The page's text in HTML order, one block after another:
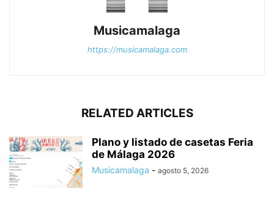
Musicamalaga
https://musicamalaga.com
RELATED ARTICLES
Plano y listado de casetas Feria
de Málaga 2026
Musicamalaga - agosto 5, 2026